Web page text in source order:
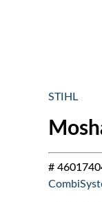
STIHL
#